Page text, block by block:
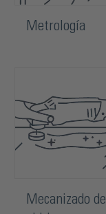
Metrología
Mecanizado del